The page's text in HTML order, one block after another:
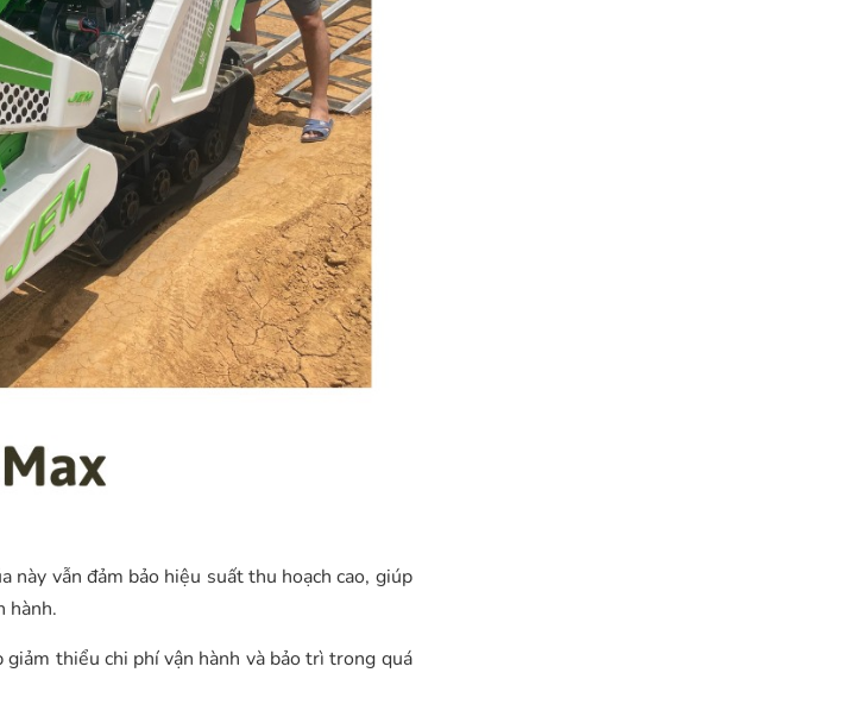
vẫn đảm bảo hiệu suất thu hoạch cao, giúp
hành.
thiểu chi phí vận hành và bảo trì trong quá